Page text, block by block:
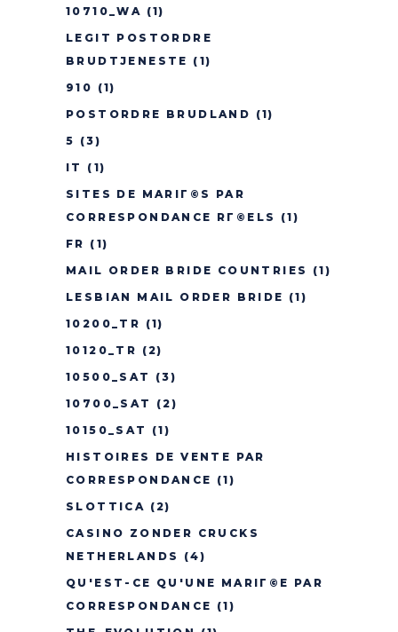
10710_WA (1)
LEGIT POSTORDRE
BRUDTJENESTE (1)
910 (1)
POSTORDRE BRUDLAND (1)
5 (3)
IT
(1)
SITES DE MARIГ©S PAR
CORRESPONDANCE RГ©ELS
(1)
FR (1)
MAIL ORDER BRIDE COUNTRIES
(1)
LESBIAN MAIL ORDER BRIDE (1)
10200_TR (1)
10120_TR (2)
10500_SAT
(3)
10700_SAT
(2)
10150_SAT
(1)
HISTOIRES DE VENTE PAR
CORRESPONDANCE (1)
SLOTTICA (2)
CASINO ZONDER CRUCKS
NETHERLANDS
(4)
QU'EST-CE QU'UNE MARIГ©E PAR
CORRESPONDANCE (1)